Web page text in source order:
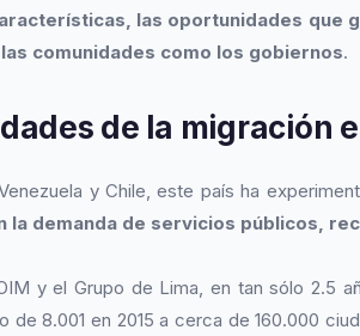
las oportunidades que
comunidades como los gobiernos.
de la migración
y Chile, este país ha
la demanda de servicios públicos,
y el Grupo de Lima, en tan sólo 2.5
de 8.001 en 2015 a cerca de 160.000